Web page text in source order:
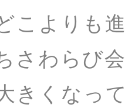
こよりも
さわらび
きくなっ